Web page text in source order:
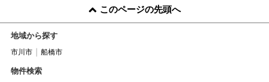
このページの先頭へ
地域から探す
市川市 船橋市
物件検索